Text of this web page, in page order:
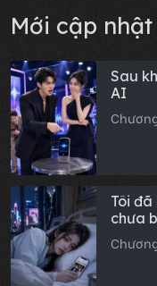
Mới cập nhật
Sau
AI
Tôi
chưa